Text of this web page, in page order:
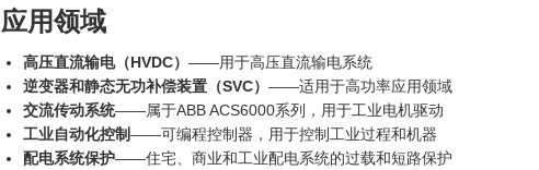
应用领域
高压直流输电（HVDC） ‍——用于高压直流输电系统
逆变器和静态无功补偿装置（SVC） ‍——适用于高功率应用领域
交流传动系统——属于ABB ACS6000系列，用于工业电机驱动
工业自动化控制——可编程控制器，用于控制工业过程和机器
配电系统保护——住宅、商业和工业配电系统的过载和短路保护